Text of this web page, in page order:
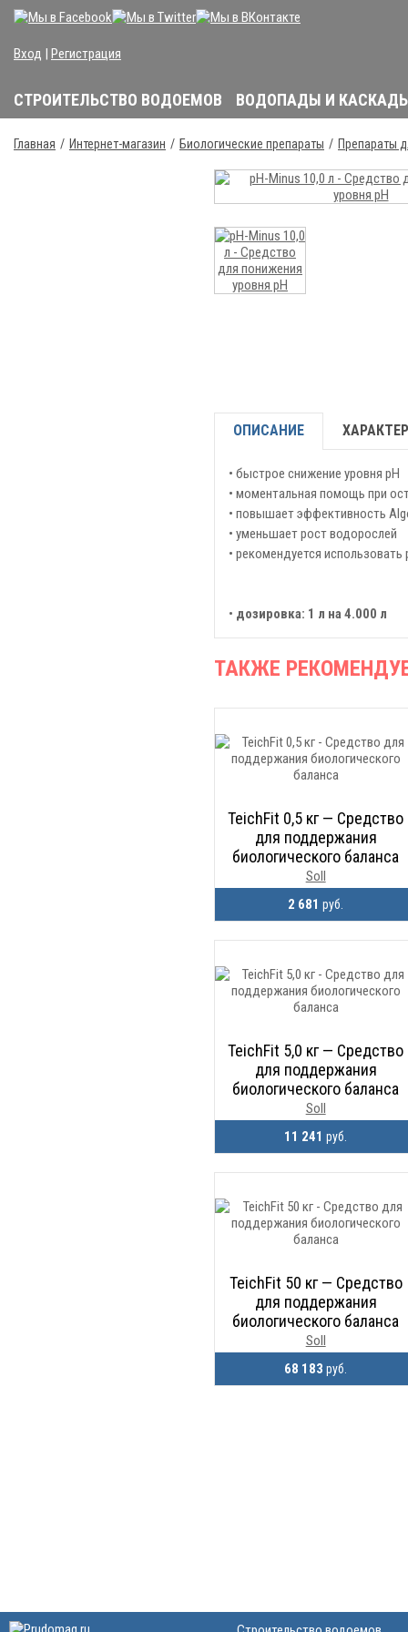
Вход | Регистрация
СТРОИТЕЛЬСТВО ВОДОЕМОВ ВОДОПАДЫ И
Главная Интернет-магазин Биологические препараты Препараты
ОПИСАНИЕ
• быстрое снижение уровня рН
• моментальная помощь при
• повышает эффективность
• уменьшает рост водорослей
• рекомендуется
• дозировка: 1 л на 4.000 л
ТАКЖЕ
TeichFit 0,5 кг — Средство
для поддержания
биологического баланса
Soll
2 681руб.
TeichFit 5,0 кг — Средство
для поддержания
биологического баланса
Soll
11 241руб.
TeichFit 50 кг — Средство
для поддержания
биологического баланса
Soll
68 183руб.